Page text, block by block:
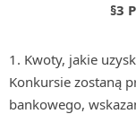
§3
Kwoty, jakie
Konkursie zostaną
bankowego,